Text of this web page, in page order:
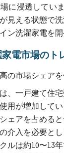
に浸透してい
見える状態で
ン洗濯家電を開
電市場のト
の市場シェア
、一戸建て住
用が増加して
ェアを占める
介入を必要と
ルは約10〜13